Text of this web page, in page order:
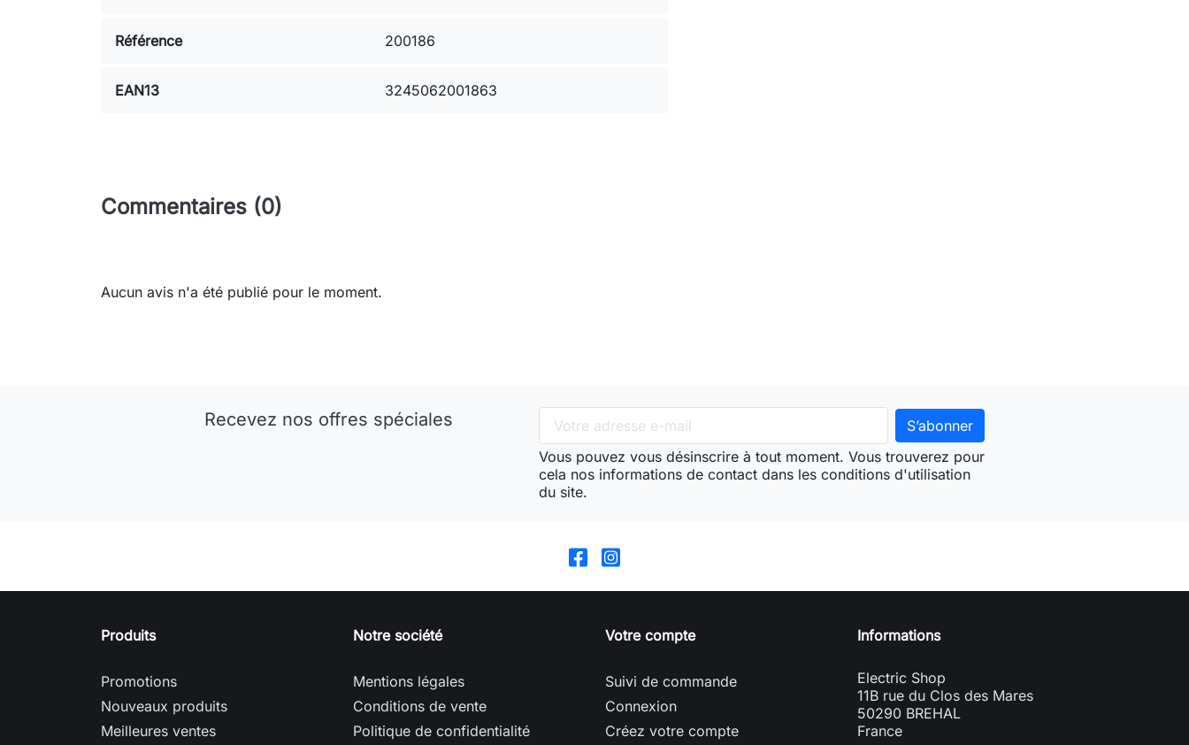
Référence 200186
EAN13 3245062001863
Commentaires (0)
Aucun avis n'a été publié pour le moment.
Recevez nos offres spéciales
Vous pouvez vous désinscrire à tout moment. Vous trouverez pour
cela nos informations de contact dans les conditions d'utilisation
du site.
Produits
Promotions
Nouveaux produits
Meilleures ventes
Notre société
Mentions légales
Conditions de vente
Politique de confidentialité
Votre compte
Suivi de commande
Connexion
Créez votre compte
Informations
Electric Shop
11B rue du Clos des Mares
50290 BREHAL
France